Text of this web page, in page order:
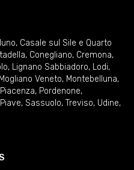
, Casale sul Sile e Quarto
, Conegliano, Cremona,
, Lignano Sabbiadoro, Lodi,
Mogliano Veneto, Montebelluna,
Piacenza, Pordenone,
, Sassuolo, Treviso, Udine,